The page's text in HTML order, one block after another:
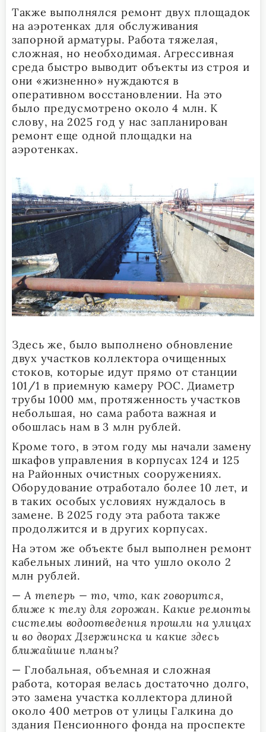
Также выполнялся ремонт двух площадок
на аэротенках для обслуживания
запорной арматуры. Работа тяжелая,
сложная, но необходимая. Агрессивная
среда быстро выводит объекты из строя и
они «жизненно» нуждаются в
оперативном восстановлении. На это
было предусмотрено около 4 млн. К
слову, на 2025 год у нас запланирован
ремонт еще одной площадки на
аэротенках.
Здесь же, было выполнено обновление
двух участков коллектора очищенных
стоков, которые идут прямо от станции
101/1 в приемную камеру РОС. Диаметр
трубы 1000 мм, протяженность участков
небольшая, но сама работа важная и
обошлась нам в 3 млн рублей.
Кроме того, в этом году мы начали замену
шкафов управления в корпусах 124 и 125
на Районных очистных сооружениях.
Оборудование отработало более 10 лет, и
в таких особых условиях нуждалось в
замене. В 2025 году эта работа также
продолжится и в других корпусах.
На этом же объекте был выполнен ремонт
кабельных линий, на что ушло около 2
млн рублей.
—А теперь — то, что, как говорится,
ближе к телу для горожан. Какие ремонты
системы водоотведения прошли на улицах
и во дворах Дзержинска и какие здесь
ближайшие планы?
— Глобальная, объемная и сложная
работа, которая велась достаточно долго,
это замена участка коллектора длиной
около 400 метров от улицы Галкина до
здания Пенсионного фонда на проспекте